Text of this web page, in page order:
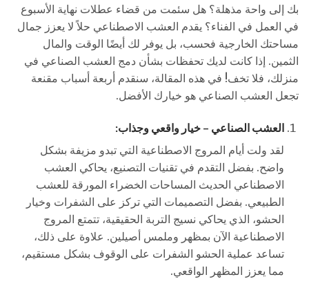
بك إلى واحة مذهلة؟ هل سئمت من قضاء عطلات نهاية الأسبوع
في العمل في الفناء؟ يقدم العشب الاصطناعي حلاً لا يعزز جمال
مساحتك الخارجية فحسب، بل يوفر لك أيضًا الوقت والمال
الثمين. إذا كانت لديك تحفظات بشأن دمج العشب الصناعي في
منزلك، فلا تخف! في هذه المقالة، سنقدم أربعة أسباب مقنعة
تجعل العشب الصناعي هو خيارك الأفضل.
العشب الصناعي – خيار واقعي وجذاب:
لقد ولت أيام المروج الاصطناعية التي تبدو مزيفة بشكل
واضح. بفضل التقدم في تقنيات التصنيع، يحاكي العشب
الاصطناعي الحديث المساحات الخضراء المورقة للعشب
الطبيعي. بفضل التصميمات التي تركز على الشفرات وخيار
الحشو، الذي يحاكي نسيج التربة الحقيقية، تتمتع المروج
الاصطناعية الآن بمظهر وملمس أصيلين. علاوة على ذلك،
تساعد عملية الحشو الشفرات على الوقوف بشكل مستقيم،
مما يعزز المظهر الواقعي.